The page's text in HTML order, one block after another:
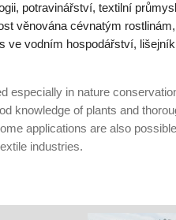
potravinářství, textilní
věnována cévnatým
ve vodním hospodářství,
especially in nature
knowledge of plants and
applications are also
industries.